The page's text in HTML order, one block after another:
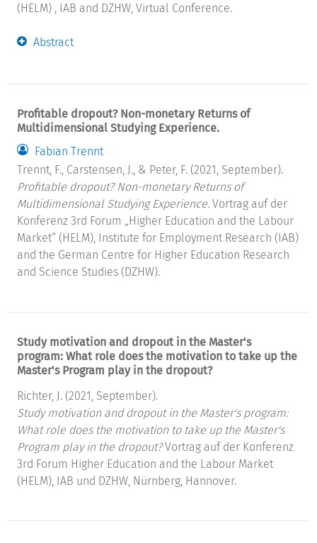
(HELM) , IAB and DZHW, Virtual Conference.
Abstract
Profitable dropout? Non-monetary Returns of
Multidimensional Studying Experience.
Fabian Trennt
Trennt, F., Carstensen, J., & Peter, F. (2021, September).
Profitable dropout? Non-monetary Returns of
Multidimensional Studying Experience. Vortrag auf der
Konferenz 3rd Forum „Higher Education and the Labour
Market“ (HELM), Institute for Employment Research (IAB)
and the German Centre for Higher Education Research
and Science Studies (DZHW).
Study motivation and dropout in the Master's
program: What role does the motivation to take up the
Master's Program play in the dropout?
Richter, J. (2021, September).
Study motivation and dropout in the Master's program:
What role does the motivation to take up the Master's
Program play in the dropout?Vortrag auf der Konferenz
3rd Forum Higher Education and the Labour Market
(HELM), IAB und DZHW, Nürnberg, Hannover.